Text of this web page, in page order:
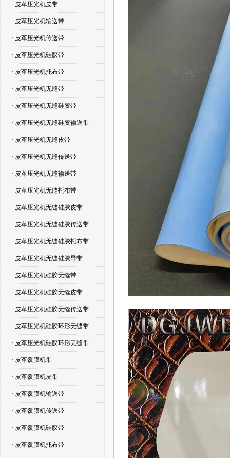
· 皮革压光机皮带
· 皮革压光机输送带
· 皮革压光机传送带
· 皮革压光机硅胶带
· 皮革压光机托布带
· 皮革压光机无缝带
· 皮革压光机无缝硅胶带
· 皮革压光机无缝硅胶输送带
· 皮革压光机无缝皮带
· 皮革压光机无缝传送带
· 皮革压光机无缝输送带
· 皮革压光机无缝托布带
· 皮革压光机无缝硅胶皮带
· 皮革压光机无缝硅胶传送带
· 皮革压光机无缝硅胶托布带
· 皮革压光机无缝硅胶导带
· 皮革压光机硅胶无缝带
· 皮革压光机硅胶无缝皮带
· 皮革压光机硅胶无缝传送带
· 皮革压光机硅胶环形无缝带
· 皮革压光机硅胶环形无缝带
· 皮革覆膜机带
· 皮革覆膜机皮带
· 皮革覆膜机输送带
· 皮革覆膜机传送带
· 皮革覆膜机硅胶带
· 皮革覆膜机托布带